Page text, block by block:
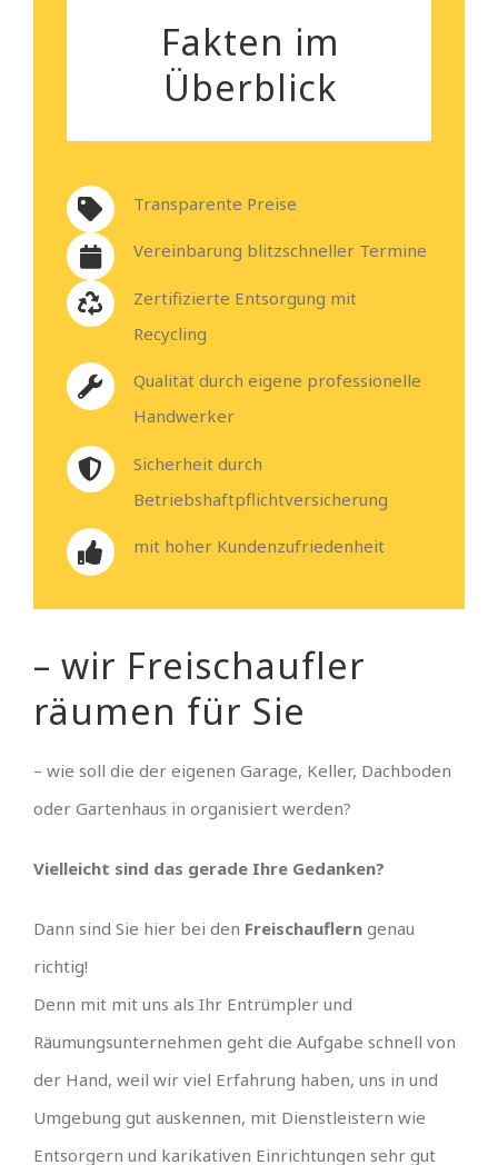
Fakten im
Überblick
Transparente Preise
Vereinbarung blitzschneller Termine
Zertifizierte Entsorgung mit
Recycling
Qualität durch eigene professionelle
Handwerker
Sicherheit durch
Betriebshaftpflichtversicherung
mit hoher Kundenzufriedenheit
– wir Freischaufler
räumen für Sie
– wie soll die der eigenen Garage, Keller, Dachboden
oder Gartenhaus in organisiert werden?
Vielleicht sind das gerade Ihre Gedanken?
Dann sind Sie hier bei den Freischauflern genau
richtig!
Denn mit mit uns als Ihr Entrümpler und
Räumungsunternehmen geht die Aufgabe schnell von
der Hand, weil wir viel Erfahrung haben, uns in und
Umgebung gut auskennen, mit Dienstleistern wie
Entsorgern und karikativen Einrichtungen sehr gut